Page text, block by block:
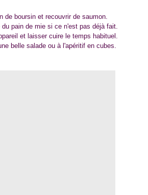
de boursin et recouvrir de saumon.
du pain de mie si ce n'est pas déjà fait.
et laisser cuire le temps habituel.
belle salade ou à l'apéritif en cubes.